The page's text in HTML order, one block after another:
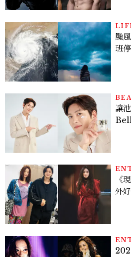
颱
班
讓
倦
《
外
看